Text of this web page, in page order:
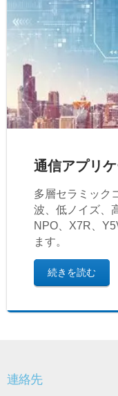
通信アプリ
多層セラミック
波、低ノイズ、
NPO、X7R、
ます。
続きを読む
連絡先